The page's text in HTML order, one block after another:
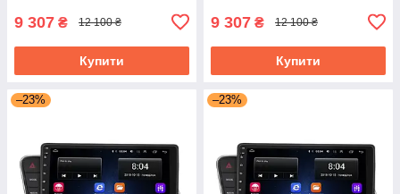
9 307 ₴ 12 100 ₴
Купити
9 307 ₴ 12 100 ₴
Купити
–23% –23%